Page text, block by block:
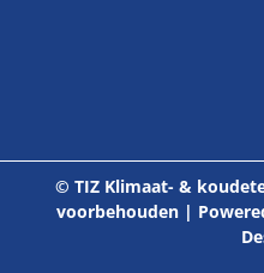
© TIZ Klimaat- &
voorbehouden |